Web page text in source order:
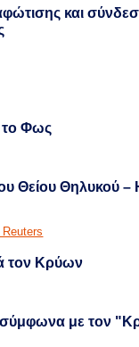
και
το Φως
Θείου Θηλυκού –
τον Kρύων
με τον